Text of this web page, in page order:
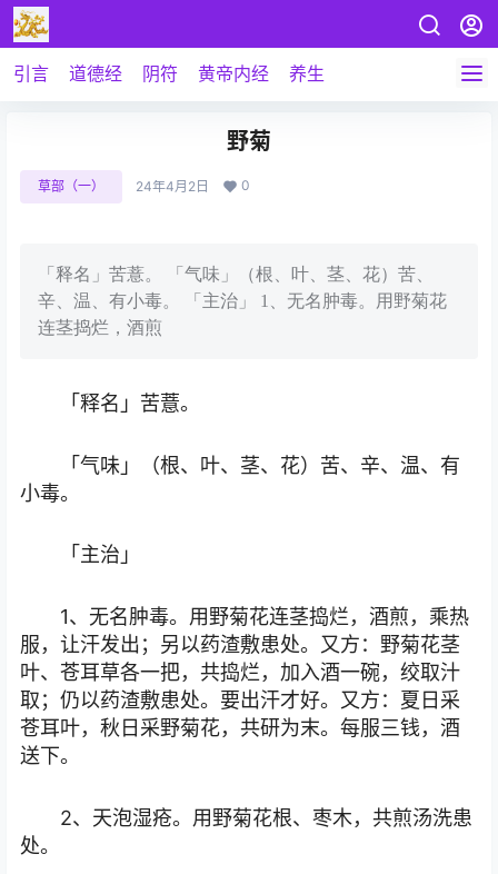
引言 道德经 阴符 黄帝内经 养生
野菊
草部（一） 24年4月2日 0
「释名」苦薏。 「气味」（根、叶、茎、花）苦、
辛、温、有小毒。 「主治」 1、无名肿毒。用野菊花
连茎捣烂，酒煎
「释名」苦薏。
「气味」（根、叶、茎、花）苦、辛、温、有
小毒。
「主治」
1、无名肿毒。用野菊花连茎捣烂，酒煎，乘热
服，让汗发出；另以药渣敷患处。又方：野菊花茎
叶、苍耳草各一把，共捣烂，加入酒一碗，绞取汁
取；仍以药渣敷患处。要出汗才好。又方：夏日采
苍耳叶，秋日采野菊花，共研为末。每服三钱，酒
送下。
2、天泡湿疮。用野菊花根、枣木，共煎汤洗患
处。